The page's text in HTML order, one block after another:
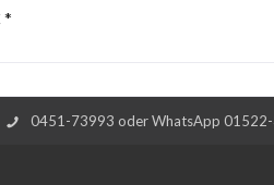
*
0451-73993 oder WhatsApp